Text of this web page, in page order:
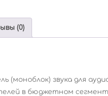
(0)
(моноблок) звука для
в бюджетном